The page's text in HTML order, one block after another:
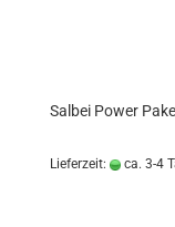
Salbei Power
Lieferzeit: ca. 3-4